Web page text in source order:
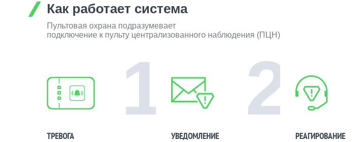
Как работает система
Пультовая охрана подразумевает
подключение к пульту централизованного наблюдения (ПЦН)
1
ТРЕВОГА
2
УВЕДОМЛЕНИЕ РЕАГИРОВАНИЕ